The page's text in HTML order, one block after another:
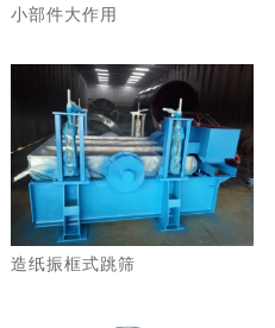
小部件大作用
造纸振框式跳筛